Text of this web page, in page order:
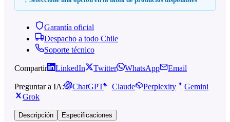
Garantía oficial
Despacho a todo Chile
Soporte técnico
Compartir LinkedIn Twitter WhatsApp Email
Preguntar a IA: ChatGPT Claude Perplexity
Gemini
Grok
Descripción Especificaciones